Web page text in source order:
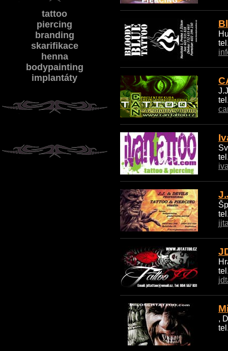
,
tattoo
piercing
branding
skarifikace
henna
bodypainting
implantáty